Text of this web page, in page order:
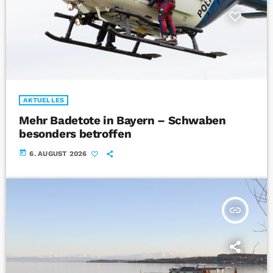
AKTUELLES
Mehr Badetote in Bayern – Schwaben
besonders betroffen
today 6. AUGUST 2026
insert_link